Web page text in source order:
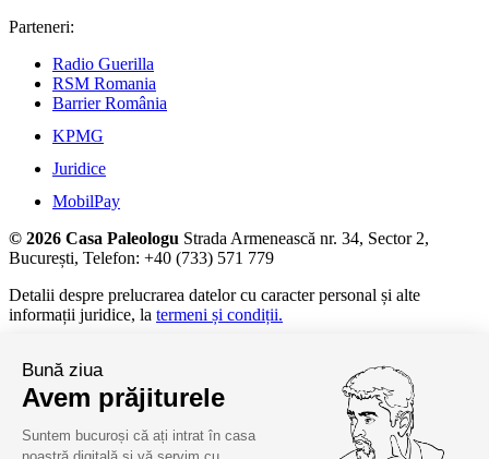
Parteneri:
Radio Guerilla
RSM Romania
Barrier România
KPMG
Juridice
MobilPay
© 2026 Casa Paleologu Strada Armenească nr. 34, Sector 2,
București, Telefon: +40 (733) 571 779
Detalii despre prelucrarea datelor cu caracter personal și alte
informații juridice, la termeni și condiții.
Bună ziua
Avem prăjiturele
Suntem bucuroși că ați intrat în casa
noastră digitală și vă servim cu